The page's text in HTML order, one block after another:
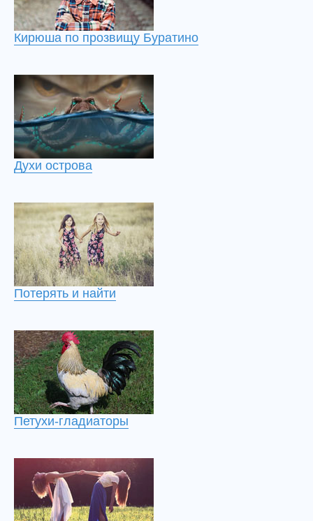
Кирюша по прозвищу Буратино
Духи острова
Потерять и найти
Петухи-гладиаторы